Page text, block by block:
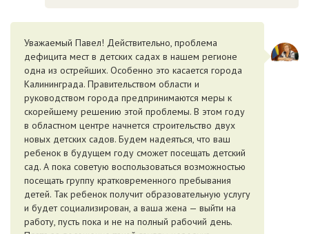
Уважаемый Павел! Действительно, проблема
дефицита мест в детских садах в нашем регионе
одна из острейших. Особенно это касается города
Калининграда. Правительством области и
руководством города предпринимаются меры к
скорейшему решению этой проблемы. В этом году
в областном центре начнется строительство двух
новых детских садов. Будем надеяться, что ваш
ребенок в будущем году сможет посещать детский
сад. А пока советую воспользоваться возможностью
посещать группу кратковременного пребывания
детей. Так ребенок получит образовательную услугу
и будет социализирован, а ваша жена — выйти на
работу, пусть пока и не на полный рабочий день.